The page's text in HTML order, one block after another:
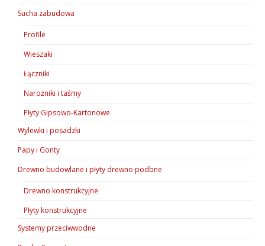
Sucha zabudowa
Profile
Wieszaki
Łączniki
Narożniki i taśmy
Płyty Gipsowo-Kartonowe
Wylewki i posadzki
Papy i Gonty
Drewno budowlane i płyty drewno podbne
Drewno konstrukcyjne
Płyty konstrukcyjne
Systemy przeciwwodne